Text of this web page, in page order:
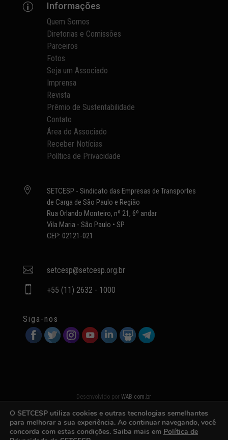
p Informações
Quem Somos
Diretorias e Comissões
Parceiros
Fotos
Seja um Associado
Imprensa
Revista
Prêmio de Sustentabilidade
Contato
Área do Associado
Receber Notícias
Política de Privacidade

SETCESP - Sindicato das Empresas de Transportes
de Carga de São Paulo e Região
Rua Orlando Monteiro, nº 21, 6º andar
Vila Maria - São Paulo • SP
CEP: 02121-021
 setcesp@setcesp.org.br
 +55 (11) 2632 - 1000
Siga-nos
Desenvolvido porWAB.com.br
O SETCESP utiliza cookies e outras tecnologias semelhantes
para melhorar a sua experiência. Ao continuar navegando, você
concorda com estas condições. Saiba mais em Política de